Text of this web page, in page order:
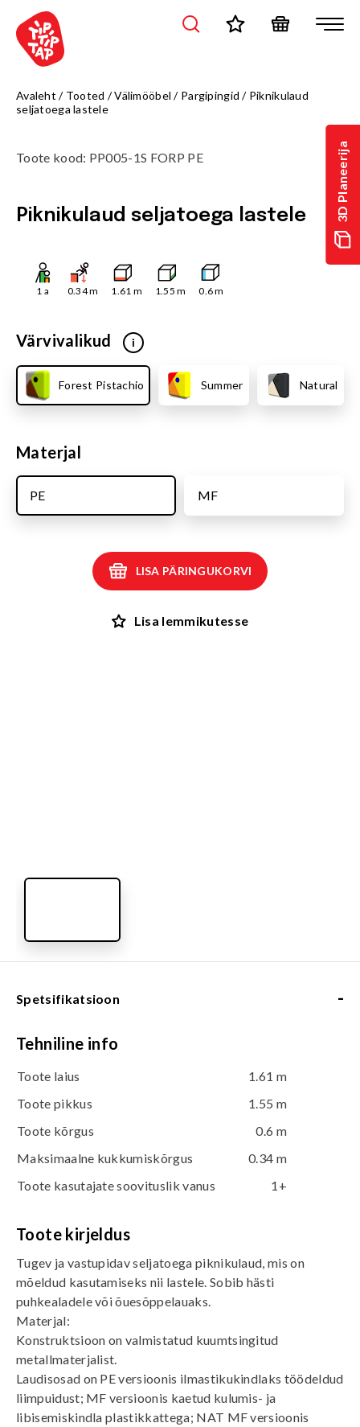
3D Planeerija
Avaleht / Tooted /Välimööbel / Pargipingid / Piknikulaud
seljatoega lastele
Toote kood: PP005-1S FORP PE
Piknikulaud seljatoega lastele
1 a 0.34m 1.61 m 1.55 m 0.6m
Värvivalikud i
Forest Pistachio Summer Natural
Materjal
MF
PE
LISA PÄRINGUKORVI
Lisa lemmikutesse
Spetsifikatsioon -
Tehniline info
Toote laius
1.61 m
Toote pikkus
1.55 m
Toote kõrgus
0.6 m
Maksimaalne kukkumiskõrgus
0.34 m
Toote kasutajate soovituslik vanus
1+
Toote kirjeldus
Tugev ja vastupidav seljatoega piknikulaud, mis on
mõeldud kasutamiseks nii lastele. Sobib hästi
puhkealadele või õuesõppelauaks.
Materjal:
Konstruktsioon on valmistatud kuumtsingitud
metallmaterjalist.
Laudisosad on PE versioonis ilmastikukindlaks töödeldud
liimpuidust; MF versioonis kaetud kulumis- ja
libisemiskindla plastikkattega; NAT MF versioonis